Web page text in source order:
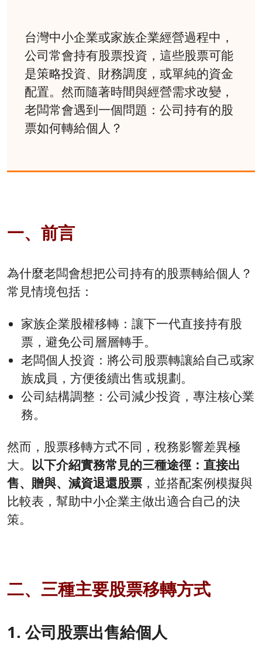
台灣中小企業或家族企業經營過程中，
公司常會持有股票投資，這些股票可能
是策略投資、財務調度，或單純的資金
配置。然而隨著時間與經營需求改變，
老闆常會遇到一個問題：公司持有的股
票如何轉給個人？
一、前言
為什麼老闆會想把公司持有的股票轉給個人？
常見情境包括：
家族企業股權移轉：讓下一代直接持有股
票，避免公司層層轉手。
老闆個人投資：將公司股票轉讓給自己或家
族成員，方便後續出售或規劃。
公司結構調整：公司減少投資，專注核心業
務。
然而，股票移轉方式不同，稅務影響差異極
大。 以下介紹實務常見的三種途徑：直接出
售、贈與、減資退還股票 ，並搭配案例模擬與
比較表，幫助中小企業主做出適合自己的決
策。
二、三種主要股票移轉方式
1. 公司股票出售給個人